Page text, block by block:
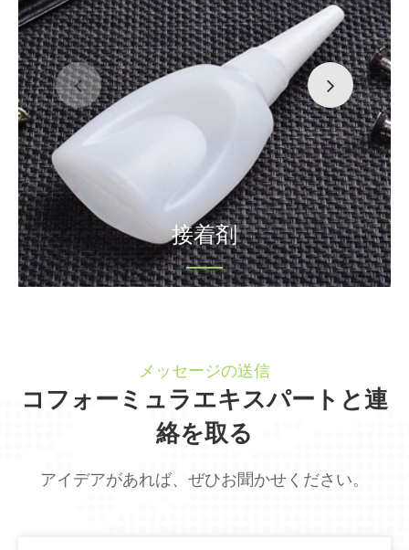
接着剤
メッセージの送信
コフォーミュラエキスパートと連
絡を取る
アイデアがあれば、ぜひお聞かせください。